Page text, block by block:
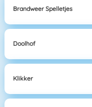
Brandweer Spelletjes
Doolhof
Klikker